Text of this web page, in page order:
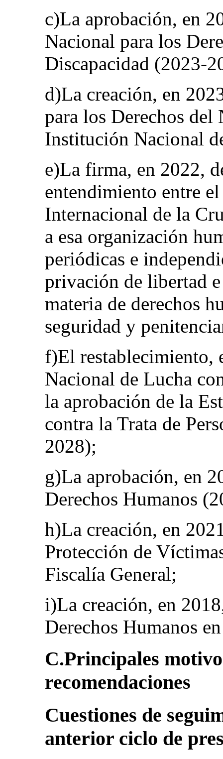
c)La aprobación, en
Nacional para los
Discapacidad (2023-
d)La creación, en
para los Derechos
Institución Nacional
e)La firma, en 2022,
entendimiento entre
Internacional de la
a esa organización
periódicas e
privación de libertad
materia de derechos
seguridad y
f)El restablecimiento,
Nacional de Lucha
la aprobación de la
contra la Trata de
2028);
g)La aprobación, en
Derechos Humanos
h)La creación, en
Protección de
Fiscalía General;
i)La creación, en
Derechos Humanos
C.Principales
recomendaciones
Cuestiones de
anterior ciclo de